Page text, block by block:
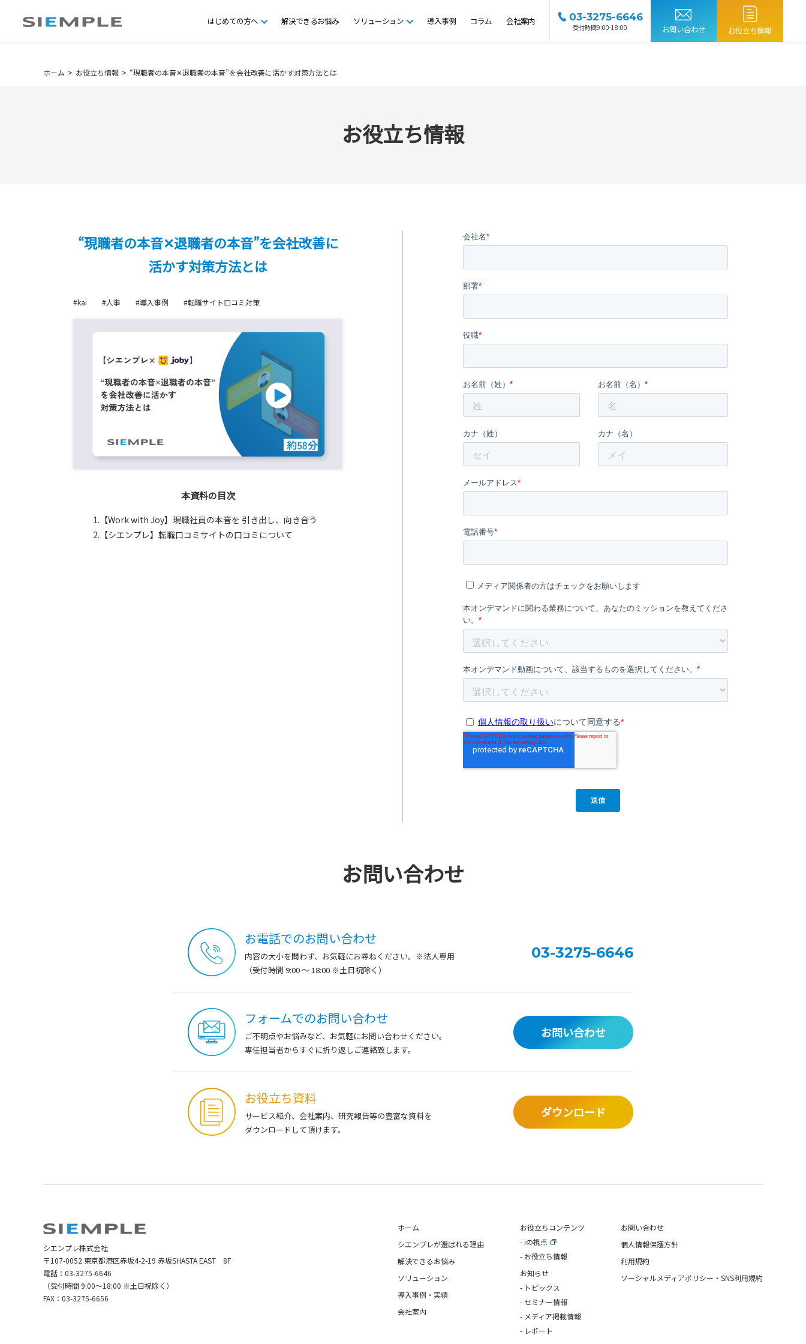
はじめての方へ 解決できるお悩み ソリューション 導入事例 コラム 会社案内 03-3275-6646
受付時間9:00-18:00 お問い合わせ お役立ち情報
ホーム お役立ち情報 “現職者の本音✕退職者の本音”を会社改善に活かす対策方法とは
お役立ち情報
“現職者の本音✕退職者の本音”を会社改善に
活かす対策方法とは
#kai #人事 #導入事例 #転職サイト口コミ対策
本資料の目次
1.【Work with Joy】現職社員の本音を 引き出し、向き合う
2.【シエンプレ】転職口コミサイトの口コミについて
お問い合わせ
お電話でのお問い合わせ
内容の大小を問わず、 お気軽にお尋ねください。※法人専用
（受付時間 9:00 ～ 18:00 ※土日祝除く）
03-3275-6646
フォームでのお問い合わせ
ご不明点やお悩みなど、お気軽にお問い合わせください。
専任担当者からすぐに折り返しご連絡致します。
お問い合わせ
お役立ち資料
サービス紹介、会社案内、研究報告等の豊富な資料を
ダウンロードして頂けます。
ダウンロード
シエンプレ株式会社
〒107-0052 東京都港区赤坂4-2-19 赤坂SHASTA EAST 8F
電話： 03-3275-6646
（受付時間 9:00～18:00 ※土日祝除く）
FAX：03-3275-6656
ホーム
シエンプレが選ばれる理由
解決できるお悩み
ソリューション
導入事例・実績
会社案内
お役立ちコンテンツ
iの視点
お役立ち情報
お知らせ
トピックス
セミナー情報
メディア掲載情報
レポート
お問い合わせ
個人情報保護方針
利用規約
ソーシャルメディアポリシー・SNS利用規約